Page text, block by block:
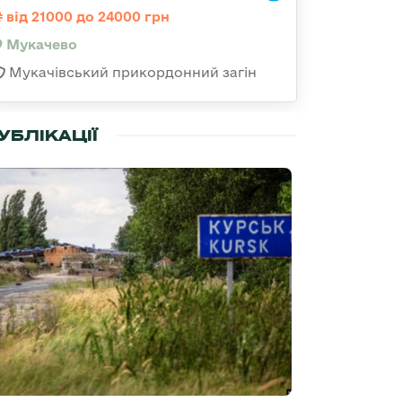
від 21000 до 24000 грн
Мукачево
Мукачівський прикордонний загін